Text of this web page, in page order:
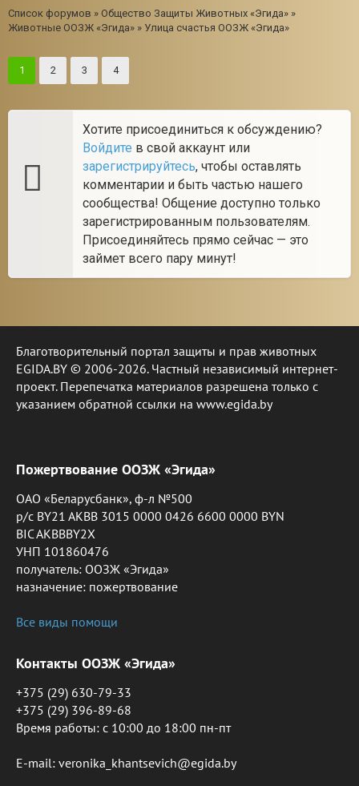
Список форумов » Общество Защиты Животных «Эгида» »
Животные ООЗЖ «Эгида» » Улица счастья ООЗЖ «Эгида»
1 2 3 4
Хотите присоединиться к обсуждению?
Войдите в свой аккаунт или
зарегистрируйтесь, чтобы оставлять
комментарии и быть частью нашего
сообщества! Общение доступно только
зарегистрированным пользователям.
Присоединяйтесь прямо сейчас — это
займет всего пару минут!
Благотворительный портал защиты и прав животных
EGIDA.BY © 2006-2026. Частный независимый интернет-
проект. Перепечатка материалов разрешена только с
указанием обратной ссылки на www.egida.by
Пожертвование ООЗЖ «Эгида»
ОАО «Беларусбанк», ф-л №500
р/с BY21 AKBB 3015 0000 0426 6600 0000 BYN
BIC AKBBBY2X
УНП 101860476
получатель: ООЗЖ «Эгида»
назначение: пожертвование
Все виды помощи
Контакты ООЗЖ «Эгида»
+375 (29) 630-79-33
+375 (29) 396-89-68
Время работы: c 10:00 до 18:00 пн-пт
E-mail: veronika_khantsevich@egida.by